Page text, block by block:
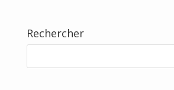
Rechercher